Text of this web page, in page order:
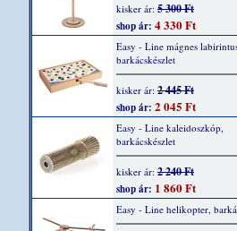
kisker ár: 5 300 Ft
shop ár: 4 330 Ft
Easy - Line mágnes
barkácskészlet
kisker ár: 2 445 Ft
shop ár: 2 045 Ft
Easy - Line kaleidoszkóp,
barkácskészlet
kisker ár: 2 240 Ft
shop ár: 1 860 Ft
Easy - Line helikopter,